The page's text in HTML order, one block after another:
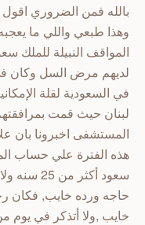
بالله فمن الضروري
وهذا طبعي واللي ما
المواقف النبيلة للملك
لديهم مرض السل وكان
في السعودية لقلة
لبنان حيث قمت
المستشفى اخبرونا
هذه الفترة علي حساب
سعود
حاجه ورده خايب, فكان
خايب ,ولا أتذكر في يوم